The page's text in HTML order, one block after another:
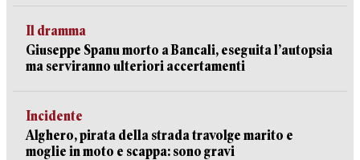
Il dramma
Giuseppe Spanu morto a Bancali, eseguita l’autopsia
ma serviranno ulteriori accertamenti
Incidente
Alghero, pirata della strada travolge marito e
moglie in moto e scappa: sono gravi